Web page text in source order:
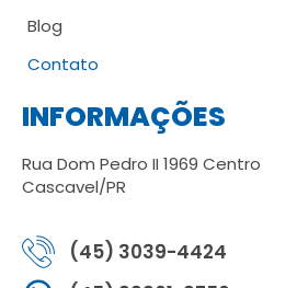
Blog
Contato
INFORMAÇÕES
Rua Dom Pedro II 1969 Centro
Cascavel/PR
(45) 3039-4424